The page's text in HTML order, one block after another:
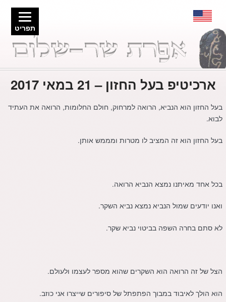
ארכיטיפ בעל החזון – 21 במאי 2017
בעל החזון הוא הנביא, הרואה למרחוק, חולם החלומות, הרואה את העתיד
לבוא.
בעל החזון הוא זה המציב לו מטרות ומממש אותן.
בכל אחד מאיתנו נמצא הנביא הרואה.
ואנו יודעים שמול הנביא נמצא נביא השקר.
לא סתם בחרה השפה בביטוי נביא שקר.
הצל של זה הרואה הוא השקרים שהוא מספר לעצמו ולעולם.
הוא הולך לאיבוד במבוך הפתפתל של סיפורים שייצרו אני כוזב.
תפריט